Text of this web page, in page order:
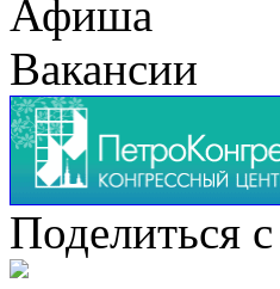
Афиша
Вакансии
Поделиться